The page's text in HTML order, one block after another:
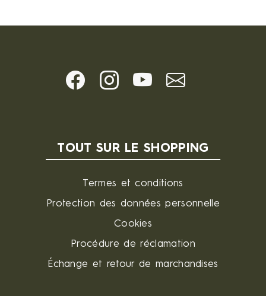
TOUT SUR LE SHOPPING
Termes et conditions
Protection des données personnelle
Cookies
Procédure de réclamation
Échange et retour de marchandises